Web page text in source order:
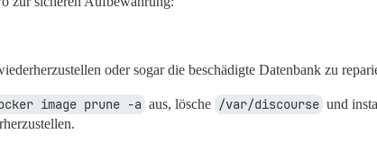
oder sogar die beschädigte Datenbank zu
image prune -a aus, lösche /var/discourse und